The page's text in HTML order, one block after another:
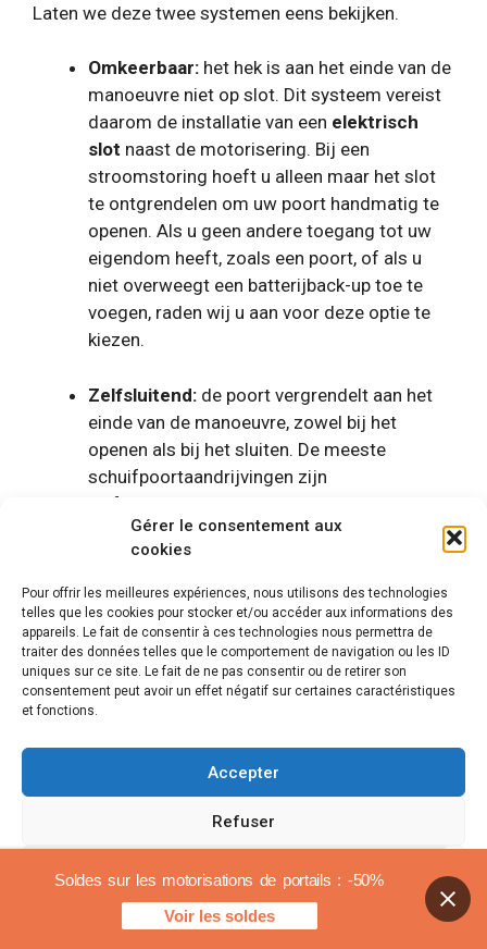
Gérer le consentement aux
cookies
Pour offrir les meilleures expériences, nous utilisons des technologies
telles que les cookies pour stocker et/ou accéder aux informations des
appareils. Le fait de consentir à ces technologies nous permettra de
traiter des données telles que le comportement de navigation ou les ID
uniques sur ce site. Le fait de ne pas consentir ou de retirer son
consentement peut avoir un effet négatif sur certaines caractéristiques
et fonctions.
Accepter
Refuser
Voir les préférences
CookiebeleidJuridische mededelingen
Laten we deze twee systemen eens bekijken.
Omkeerbaar: het hek is aan het einde van de
manoeuvre niet op slot. Dit systeem vereist
daarom de installatie van een elektrisch
slot naast de motorisering. Bij een
stroomstoring hoeft u alleen maar het slot
te ontgrendelen om uw poort handmatig te
openen. Als u geen andere toegang tot uw
eigendom heeft, zoals een poort, of als u
niet overweegt een batterijback-up toe te
voegen, raden wij u aan voor deze optie te
kiezen.
Zelfsluitend: de poort vergrendelt aan het
einde van de manoeuvre, zowel bij het
openen als bij het sluiten. De meeste
schuifpoortaandrijvingen zijn
zelfvergrendelend. Het is ook het meest
effectieve systeem om inbraakpogingen
tegen te gaan.
5. Accessoires
beschikbaar voor uw
motor
Er zijn vele accessoires om de motorisering van uw
poort te verbeteren. De afstandsbediening is
bijvoorbeeld het best verkochte accessoire.
Op afstand
Soldes sur les motorisations de portails : -50%
Voir les soldes